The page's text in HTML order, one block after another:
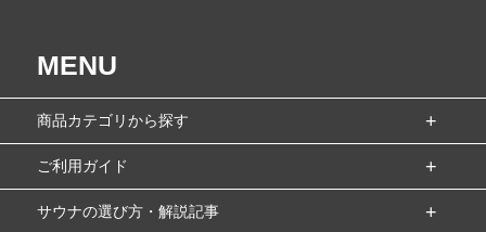
MENU
商品カテゴリから探す
ご利用ガイド
サウナの選び方・解説記事